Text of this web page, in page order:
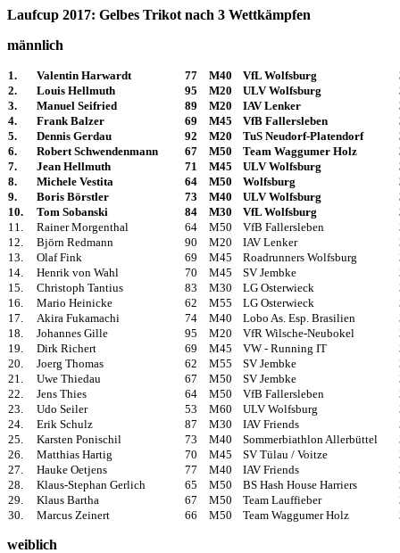
Laufcup 2017: Gelbes Trikot nach 3 Wettkämpfen
männlich
1. Valentin Harwardt 77 M40 VfL Wolfsburg
2.
Louis Hellmuth 95 M20 ULV Wolfsburg
3.
Manuel Seifried 89 M20 IAV Lenker
4.
Frank Balzer 69 M45 VfB Fallersleben
5.
Dennis Gerdau 92 M20 TuS Neudorf-Platendorf
6.
Robert Schwendenmann 67 M50 Team Waggumer Holz
7.
Jean Hellmuth 71 M45 ULV Wolfsburg
8.
Michele Vestita 64 M50 Wolfsburg
9.
Boris Börstler 73 M40 ULV Wolfsburg
10.
Tom Sobanski 84 M30 VfL Wolfsburg
11.
Rainer Morgenthal 64 M50 VfB Fallersleben
12.
Björn Redmann 90 M20 IAV Lenker
13.
Olaf Fink 69 M45 Roadrunners Wolfsburg
14.
Henrik von Wahl 70 M45 SV Jembke
15.
Christoph Tantius 83 M30 LG Osterwieck
16.
Mario Heinicke 62 M55 LG Osterwieck
17.
Akira Fukamachi 74 M40 Lobo As. Esp. Brasilien
18.
Johannes Gille 95 M20 VfR Wilsche-Neubokel
19.
Dirk Richert 69 M45 VW - Running IT
20.
Joerg Thomas 62 M55 SV Jembke
21.
Uwe Thiedau 67 M50 SV Jembke
22.
Jens Thies 64 M50 VfB Fallersleben
23.
Udo Seiler 53 M60 ULV Wolfsburg
24.
Erik Schulz 87 M30 IAV Friends
25.
Karsten Ponischil 73 M40 Sommerbiathlon Allerbüttel
26.
Matthias Hartig 70 M45 SV Tülau / Voitze
27.
Hauke Oetjens 77 M40 IAV Friends
28.
Klaus-Stephan Gerlich 65 M50 BS Hash House Harriers
29.
Klaus Bartha 67 M50 Team Lauffieber
30.
Marcus Zeinert 66 M50 Team Waggumer Holz
weiblich